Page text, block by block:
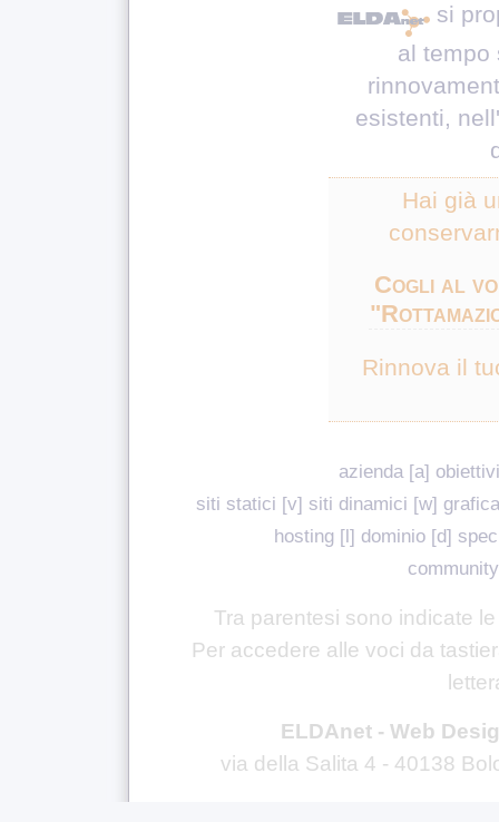
si
al tempo
esistenti,
Hai già
Cogli al
Rinnova il
azienda [a] obiettivi
siti statici [v] siti dinamici [w] grafica
hosting[l] dominio[d]
community
Tra parentesi sono indicate
Per accedere alle voci da
ELDAnet - Web
via della Salita 4 - 40138